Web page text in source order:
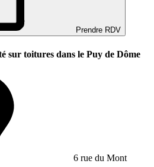
Prendre RDV
sur toitures dans le Puy de Dôme
6 rue du Mont